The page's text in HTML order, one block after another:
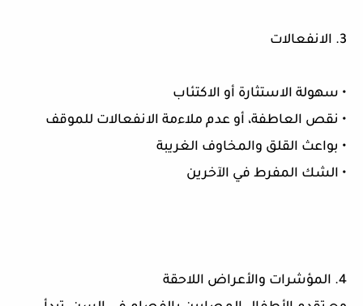
3. الانفعالات
• سهولة الاستثارة أو الاكتئاب
• نقص العاطفة، أو عدم ملاءمة الانفعالات للموقف
• بواعث القلق والمخاوف الغريبة
• الشك المفرط في الآخرين
4. المؤشرات والأعراض اللاحقة